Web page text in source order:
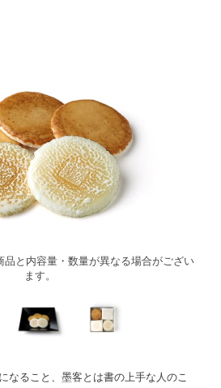
品と内容量・数量が異なる場合がござい
ます。
なること、墨客とは書の上手な人のこ